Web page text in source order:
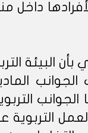
داخل
البيئة
التربوية